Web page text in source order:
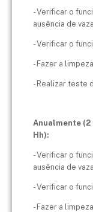
- Verificar o
ausência de
- Verificar o
- Fazer a
- Realizar teste
Anualmente (2
Hh):
- Verificar o
ausência de
- Verificar o
- Fazer a